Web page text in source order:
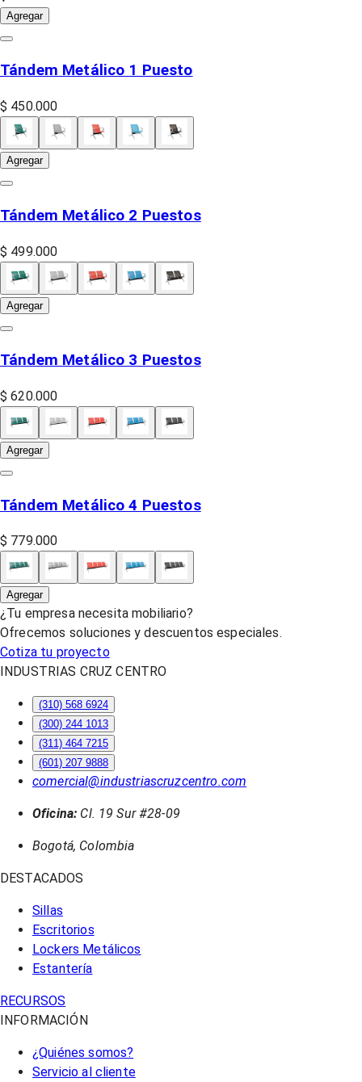
Agregar
Tándem Metálico 1 Puesto
$ 450.000
Agregar
Tándem Metálico 2 Puestos
$ 499.000
Agregar
Tándem Metálico 3 Puestos
$ 620.000
Agregar
Tándem Metálico 4 Puestos
$ 779.000
Agregar
¿Tu empresa necesita mobiliario?
Ofrecemos soluciones y descuentos especiales.
Cotiza tu proyecto
INDUSTRIAS CRUZ CENTRO
(310) 568 6924
(300) 244 1013
(311) 464 7215
(601) 207 9888
comercial@industriascruzcentro.com
Oficina: Cl. 19 Sur #28-09
Bogotá, Colombia
DESTACADOS
Sillas
Escritorios
Lockers Metálicos
Estantería
RECURSOS
INFORMACIÓN
¿Quiénes somos?
Servicio al cliente